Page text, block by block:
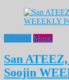
Lifestyle Music
San
Soojin